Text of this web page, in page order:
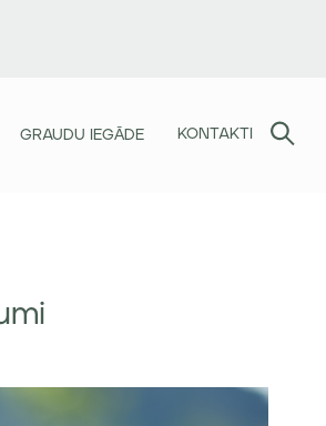
GRAUDU IEGĀDE KONTAKTI